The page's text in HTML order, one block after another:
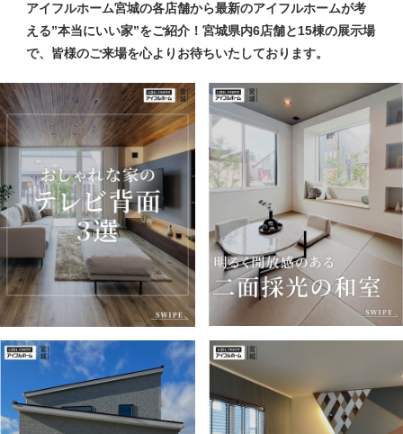
アイフルホーム宮城の各店舗から最新のアイフルホームが考
える”本当にいい家”をご紹介！宮城県内6店舗と15棟の展示場
で、皆様のご来場を心よりお待ちいたしております。